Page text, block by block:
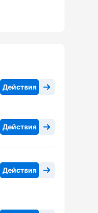
Действия
Действия
Действия